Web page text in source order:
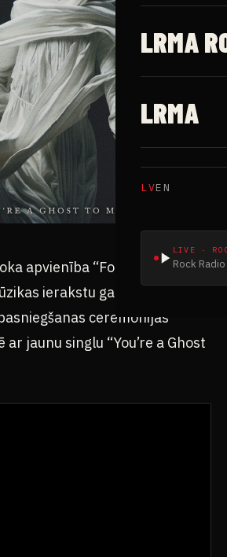
LRMA
LRMA
LVEN
LIVE ·
Rock
apvienība “Four Minute
ierakstu gada balvas
ceremonijas
jaunu singlu “You’re a Ghost